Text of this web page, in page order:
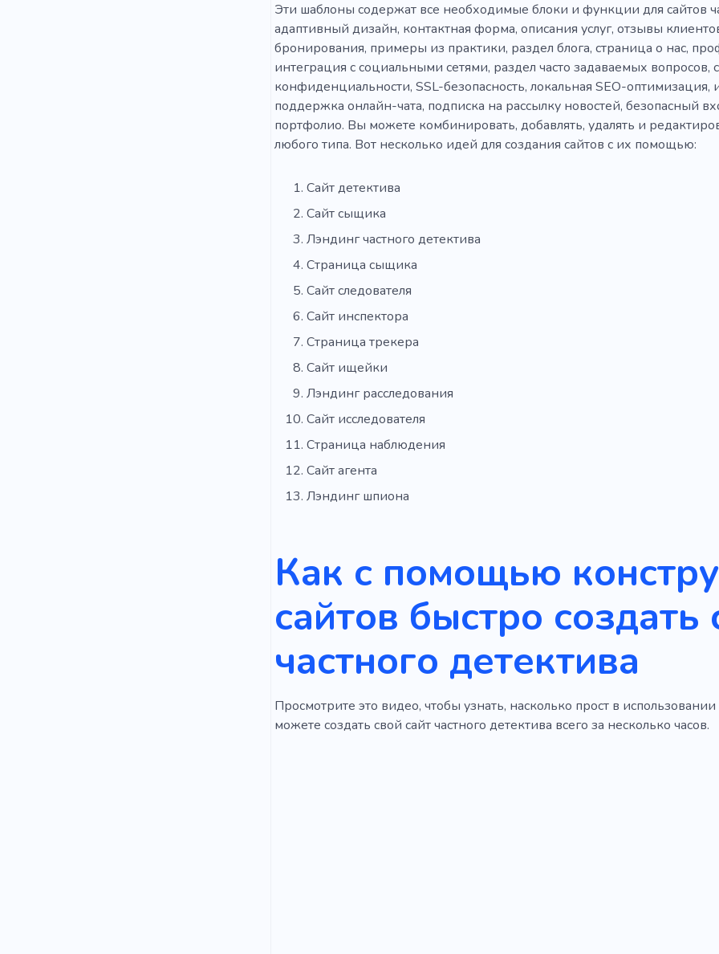
Эти шаблоны содержат все необходимые блоки и функции для сайтов
адаптивный дизайн, контактная форма, описания услуг, отзывы
бронирования, примеры из практики, раздел блога, страница о нас,
интеграция с социальными сетями, раздел часто задаваемых вопросов,
конфиденциальности, SSL-безопасность, локальная SEO-оптимизация,
поддержка онлайн-чата, подписка на рассылку новостей, безопасный
портфолио. Вы можете комбинировать, добавлять, удалять и
любого типа. Вот несколько идей для создания сайтов с их помощью:
Сайт детектива
Сайт сыщика
Лэндинг частного детектива
Страница сыщика
Сайт следователя
Сайт инспектора
Страница трекера
Сайт ищейки
Лэндинг расследования
Сайт исследователя
Страница наблюдения
Сайт агента
Лэндинг шпиона
Как с помощью
сайтов быстро создать
частного детектива
Просмотрите это видео, чтобы узнать, насколько прост в
можете создать свой сайт частного детектива всего за несколько часов.